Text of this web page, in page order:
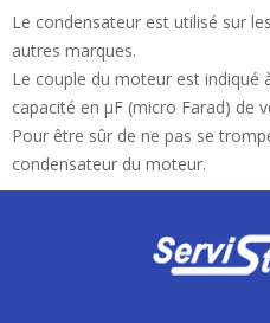
Le condensateur est utilisé sur
autres marques.
Le couple du moteur est indiqué
capacité en µF (micro Farad) de
Pour être sûr de ne pas se
condensateur du moteur.